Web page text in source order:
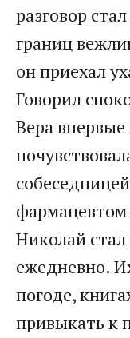
разговор
границ
он приехал
Говорил
Вера впервые
фармацевтом
Николай
ежедневно.
погоде,
привыкать к